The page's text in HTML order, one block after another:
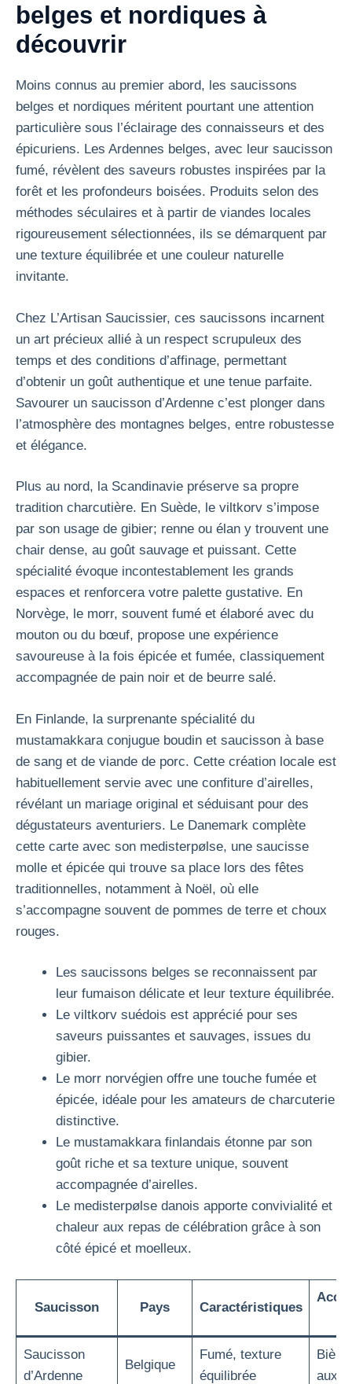
belges et nordiques à
découvrir
Moins connus au premier abord, les saucissons
belges et nordiques méritent pourtant une attention
particulière sous l’éclairage des connaisseurs et des
épicuriens. Les Ardennes belges, avec leur saucisson
fumé, révèlent des saveurs robustes inspirées par la
forêt et les profondeurs boisées. Produits selon des
méthodes séculaires et à partir de viandes locales
rigoureusement sélectionnées, ils se démarquent par
une texture équilibrée et une couleur naturelle
invitante.
Chez L’Artisan Saucissier, ces saucissons incarnent
un art précieux allié à un respect scrupuleux des
temps et des conditions d’affinage, permettant
d’obtenir un goût authentique et une tenue parfaite.
Savourer un saucisson d’Ardenne c’est plonger dans
l’atmosphère des montagnes belges, entre robustesse
et élégance.
Plus au nord, la Scandinavie préserve sa propre
tradition charcutière. En Suède, le viltkorv s’impose
par son usage de gibier; renne ou élan y trouvent une
chair dense, au goût sauvage et puissant. Cette
spécialité évoque incontestablement les grands
espaces et renforcera votre palette gustative. En
Norvège, le morr, souvent fumé et élaboré avec du
mouton ou du bœuf, propose une expérience
savoureuse à la fois épicée et fumée, classiquement
accompagnée de pain noir et de beurre salé.
En Finlande, la surprenante spécialité du
mustamakkara conjugue boudin et saucisson à base
de sang et de viande de porc. Cette création locale est
habituellement servie avec une confiture d’airelles,
révélant un mariage original et séduisant pour des
dégustateurs aventuriers. Le Danemark complète
cette carte avec son medisterpølse, une saucisse
molle et épicée qui trouve sa place lors des fêtes
traditionnelles, notamment à Noël, où elle
s’accompagne souvent de pommes de terre et choux
rouges.
Les saucissons belges se reconnaissent par
leur fumaison délicate et leur texture équilibrée.
Le viltkorv suédois est apprécié pour ses
saveurs puissantes et sauvages, issues du
gibier.
Le morr norvégien offre une touche fumée et
épicée, idéale pour les amateurs de charcuterie
distinctive.
Le mustamakkara finlandais étonne par son
goût riche et sa texture unique, souvent
accompagnée d’airelles.
Le medisterpølse danois apporte convivialité et
chaleur aux repas de célébration grâce à son
côté épicé et moelleux.
Saucisson Pays Caractéristiques
Saucisson
d’Ardenne
Belgique
Fumé, texture
équilibrée
Bière
aux